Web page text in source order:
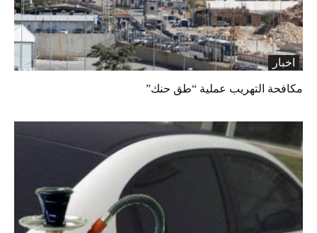
اخبار
مكافحة التهريب عملية “طق حنك”